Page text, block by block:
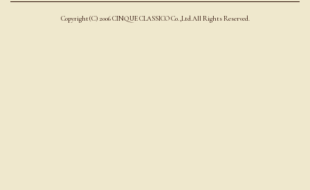
Copyright(C) 2006 CINQUE CLASSICO Co.,Ltd.All Rights Reserved.